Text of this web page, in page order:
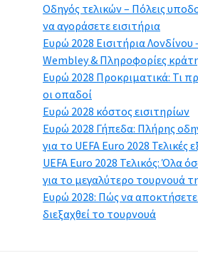
Οδηγός τελικών – Πόλεις
να αγοράσετε εισιτήρια
Ευρώ 2028 Εισιτήρια Λονδίνου
Wembley & Πληροφορίες
Ευρώ 2028 Προκριματικά: Τι
οι οπαδοί
Ευρώ 2028 κόστος εισιτηρίων
Ευρώ 2028 Γήπεδα: Πλήρης
για το UEFA Euro 2028 Τελικές
UEFA Euro 2028 Τελικός: Όλα
για το μεγαλύτερο τουρνουά
Ευρώ 2028: Πώς να αποκτήσετε
διεξαχθεί το τουρνουά